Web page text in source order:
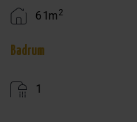
61m 2
Badrum
1